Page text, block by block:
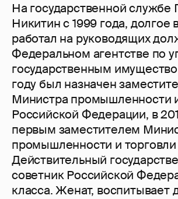
На государственной службе
Никитин с 1999 года, долгое
работал на руководящих
Федеральном агентстве по
государственным
году был назначен
Министра промышленности
Российской Федерации, в
первым заместителем
промышленности и
Действительный
советник Российской
класса. Женат, воспитывает